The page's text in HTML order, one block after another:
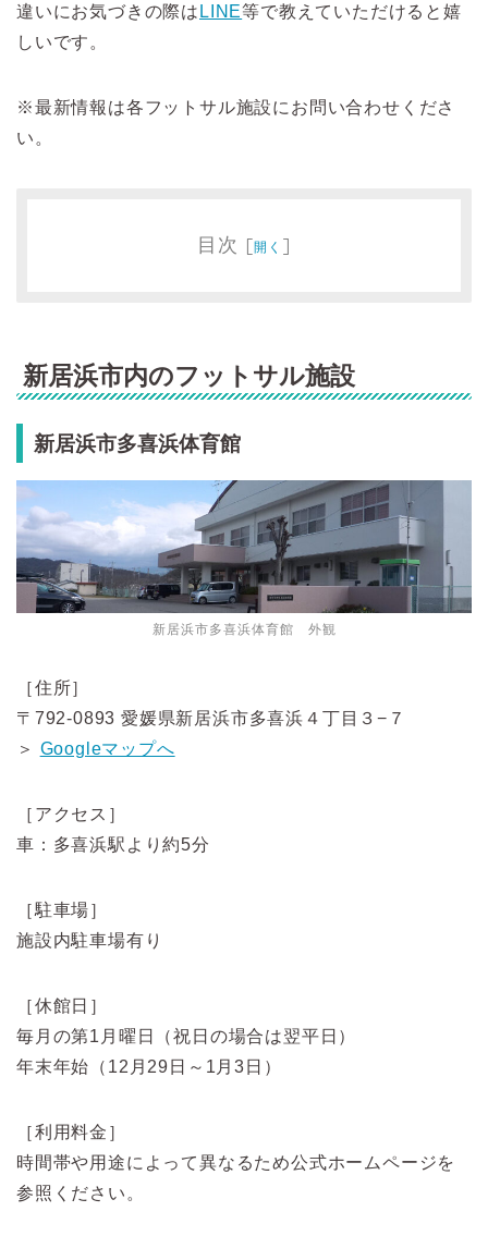
違いにお気づきの際は LINE等で教えていただけると嬉
しいです。
※最新情報は各フットサル施設にお問い合わせくださ
い。
目次 [開く ]
新居浜市内のフットサル施設
新居浜市多喜浜体育館
新居浜市多喜浜体育館 外観
［住所］
〒792-0893 愛媛県新居浜市多喜浜４丁目３−７
＞ Googleマップへ
［アクセス］
車：多喜浜駅より約5分
［駐車場］
施設内駐車場有り
［休館日］
毎月の第1月曜日（祝日の場合は翌平日）
年末年始（12月29日～1月3日）
［利用料金］
時間帯や用途によって異なるため公式ホームページを
参照ください。